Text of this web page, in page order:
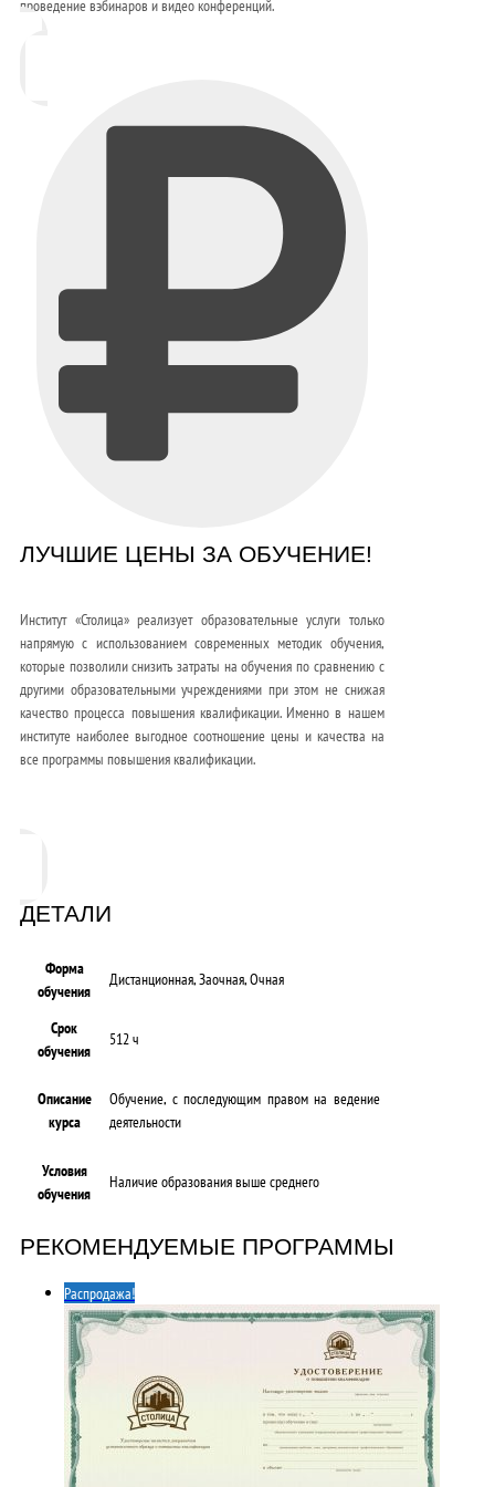
проведение вэбинаров и видео конференций.
ЛУЧШИЕ ЦЕНЫ ЗА ОБУЧЕНИЕ!
Институт «Столица» реализует образовательные услуги только
напрямую с использованием современных методик обучения,
которые позволили снизить затраты на обучения по сравнению с
другими образовательными учреждениями при этом не снижая
качество процесса повышения квалификации. Именно в нашем
институте наиболее выгодное соотношение цены и качества на
все программы повышения квалификации.
ДЕТАЛИ
Форма
обучения
Дистанционная, Заочная, Очная
Срок
обучения
512 ч
Описание
курса
Обучение, с последующим правом на ведение
деятельности
Условия
обучения
Наличие образования выше среднего
РЕКОМЕНДУЕМЫЕ ПРОГРАММЫ
Распродажа!